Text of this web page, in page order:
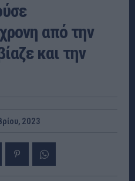
από την
και την
2023